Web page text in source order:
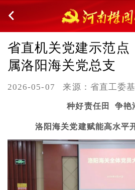
省直机关党建示范点
属洛阳海关党总支
2026-05-07 来源：省直工委
种好责任田 争艳
洛阳海关党建赋能高水平